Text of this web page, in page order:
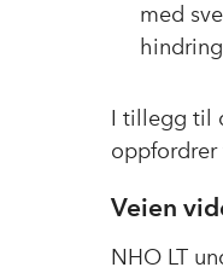
med
I tillegg til
Veien
NHO LT